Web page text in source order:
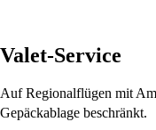
Valet-Service
Auf Regionalflügen mit
Gepäckablage beschränkt.